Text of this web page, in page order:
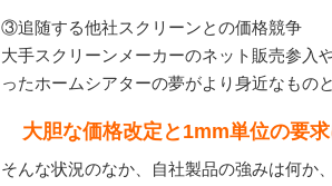
③追随する他社スクリーンとの価格競争
大手スクリーンメーカーのネット販売参入
ったホームシアターの夢がより身近なもの
大胆な価格改定と1mm単位の要
そんな状況のなか、自社製品の強みは何か